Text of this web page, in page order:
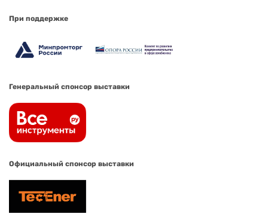
При поддержке
Генеральный спонсор выставки
Официальный спонсор выставки